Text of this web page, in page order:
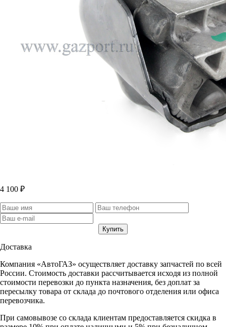
4 100 ₽
Доставка
Компания «АвтоГАЗ» осуществляет доставку запчастей по всей
России. Стоимость доставки рассчитывается исходя из полной
стоимости перевозки до пункта назначения, без доплат за
пересылку товара от склада до почтового отделения или офиса
перевозчика.
При самовывозе со склада клиентам предоставляется скидка в